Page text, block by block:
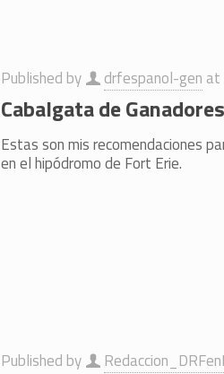
Published by drfespanol-gen at
Cabalgata de
Estas son mis recomendaciones
en el hipódromo de Fort Erie.
Published by